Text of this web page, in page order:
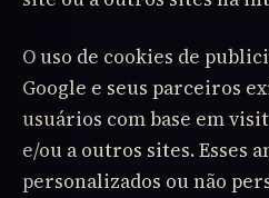
O uso de cookies de
Google e seus parceiros
usuários com base em
e/ou a outros sites. Esses
personalizados ou não